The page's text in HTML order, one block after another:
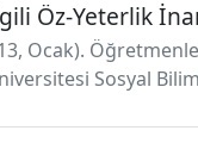
Öz-Yeterlik
Ocak).
Sosyal